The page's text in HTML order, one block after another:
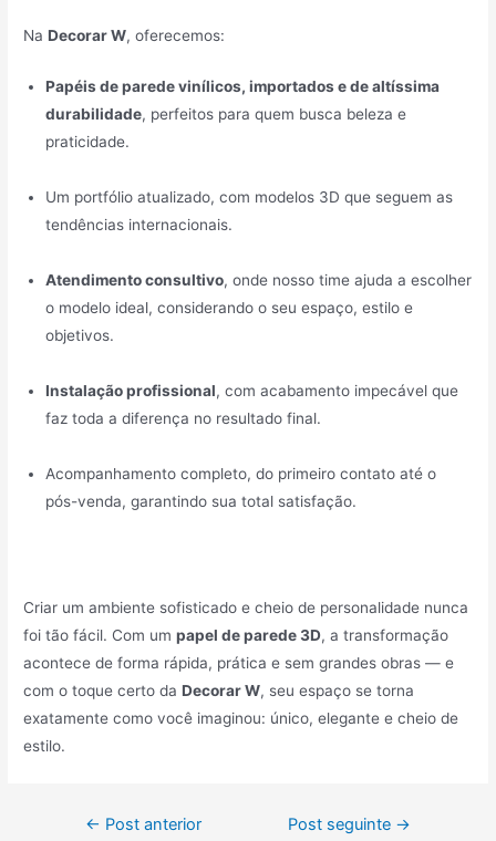
NaDecorar W, oferecemos:
Papéis de parede vinílicos, importados e de altíssima
durabilidade, perfeitos para quem busca beleza e
praticidade.
Um portfólio atualizado, com modelos 3D que seguem as
tendências internacionais.
Atendimento consultivo, onde nosso time ajuda a escolher
o modelo ideal, considerando o seu espaço, estilo e
objetivos.
Instalação profissional, com acabamento impecável que
faz toda a diferença no resultado final.
Acompanhamento completo, do primeiro contato até o
pós-venda, garantindo sua total satisfação.
Criar um ambiente sofisticado e cheio de personalidade nunca
foi tão fácil. Com umpapel de parede 3D, a transformação
acontece de forma rápida, prática e sem grandes obras — e
com o toque certo daDecorar W, seu espaço se torna
exatamente como você imaginou: único, elegante e cheio de
estilo.
← Post anterior Post seguinte →